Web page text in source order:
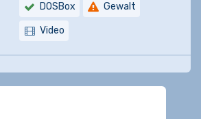
DOSBox Gewalt
Video